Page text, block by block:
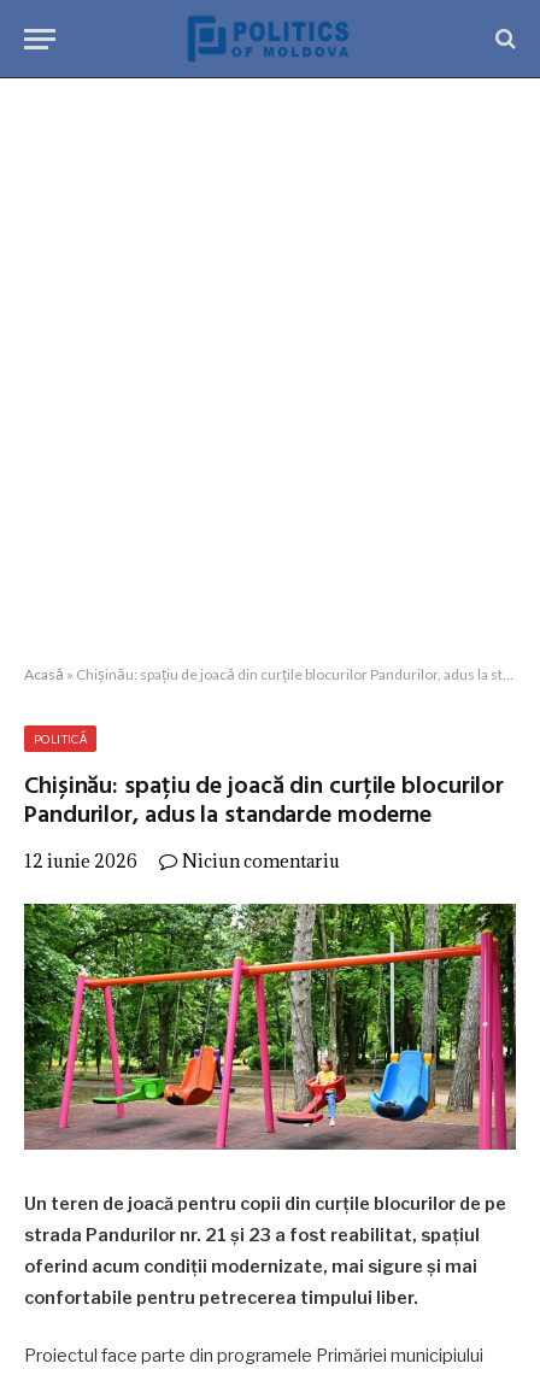
Acasă » Chișinău: spațiu de joacă din curțile blocurilor Pandurilor, adus la standarde moderne
POLITICĂ
Chișinău: spațiu de joacă din curțile blocurilor
Pandurilor, adus la standarde moderne
12 iunie 2026 Niciun comentariu
Un teren de joacă pentru copii din curțile blocurilor de pe
strada Pandurilor nr. 21 și 23 a fost reabilitat, spațiul
oferind acum condiții modernizate, mai sigure și mai
confortabile pentru petrecerea timpului liber.
Proiectul face parte din programele Primăriei municipiului